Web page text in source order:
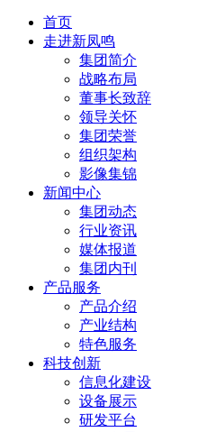
首页
走进新凤鸣
集团简介
战略布局
董事长致辞
领导关怀
集团荣誉
组织架构
影像集锦
新闻中心
集团动态
行业资讯
媒体报道
集团内刊
产品服务
产品介绍
产业结构
特色服务
科技创新
信息化建设
设备展示
研发平台